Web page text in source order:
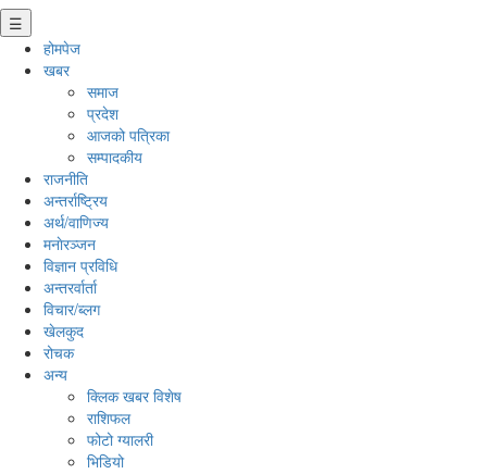
☰
होमपेज
खबर
समाज
प्रदेश
आजको पत्रिका
सम्पादकीय
राजनीति
अन्तर्राष्ट्रिय
अर्थ/वाणिज्य
मनाेरञ्जन
विज्ञान प्रविधि
अन्तरर्वार्ता
विचार/ब्लग
खेलकुद
रोचक
अन्य
क्लिक खबर विशेष
राशिफल
फोटो ग्यालरी
भिडियो